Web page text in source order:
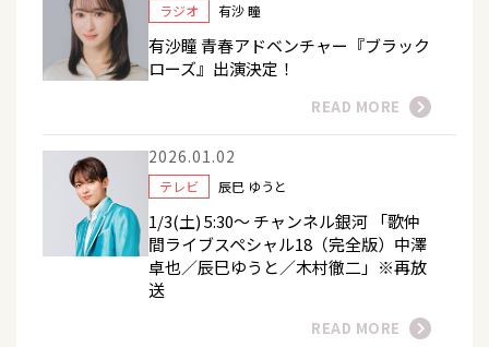
ラジオ 有沙 瞳
有沙瞳 青春アドベンチャー『ブラック
ローズ』出演決定！
READ MORE
2026.01.02
テレビ 辰巳 ゆうと
1/3(土) 5:30～ チャンネル銀河 「歌仲
間ライブスペシャル18（完全版）中澤
卓也／辰巳ゆうと／木村徹二」※再放
送
READ MORE